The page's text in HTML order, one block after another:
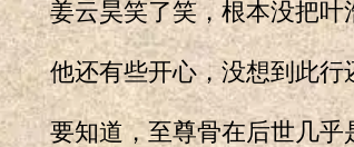
姜云昊笑了笑，根本没把叶
他还有些开心，没想到此行
要知道，至尊骨在后世几乎